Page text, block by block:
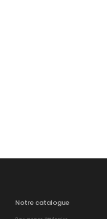
Notre catalogue